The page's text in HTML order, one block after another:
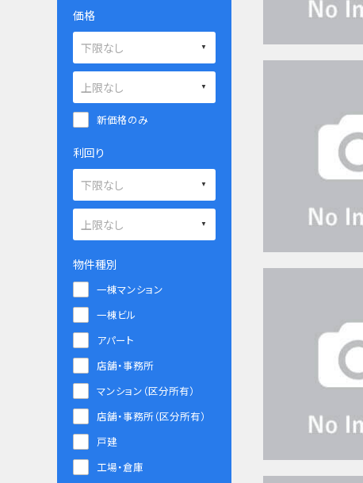
価格
新価格のみ
利回り
物件種別
一棟マンション
一棟ビル
アパート
店舗・事務所
マンション（区分所有）
店舗・事務所（区分所有）
戸建
工場・倉庫